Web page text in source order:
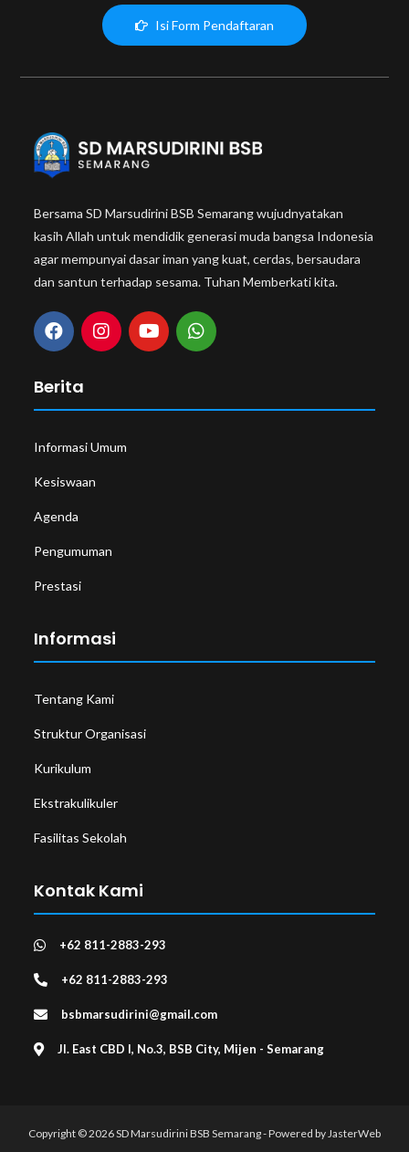
Isi Form Pendaftaran
Bersama SD Marsudirini BSB Semarang wujudnyatakan
kasih Allah untuk mendidik generasi muda bangsa Indonesia
agar mempunyai dasar iman yang kuat, cerdas, bersaudara
dan santun terhadap sesama. Tuhan Memberkati kita.
Berita
Informasi Umum
Kesiswaan
Agenda
Pengumuman
Prestasi
Informasi
Tentang Kami
Struktur Organisasi
Kurikulum
Ekstrakulikuler
Fasilitas Sekolah
Kontak Kami
+62 811-2883-293
+62 811-2883-293
bsbmarsudirini@gmail.com
Jl. East CBD I, No.3, BSB City, Mijen - Semarang
Copyright © 2026 SD Marsudirini BSB Semarang - Powered byJasterWeb